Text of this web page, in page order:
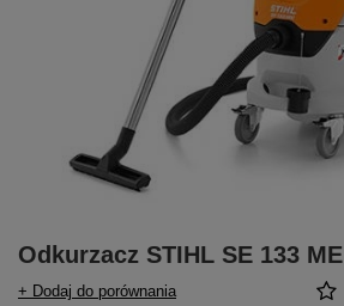
Odkurzacz STIHL SE 133 ME
+ Dodaj do porównania